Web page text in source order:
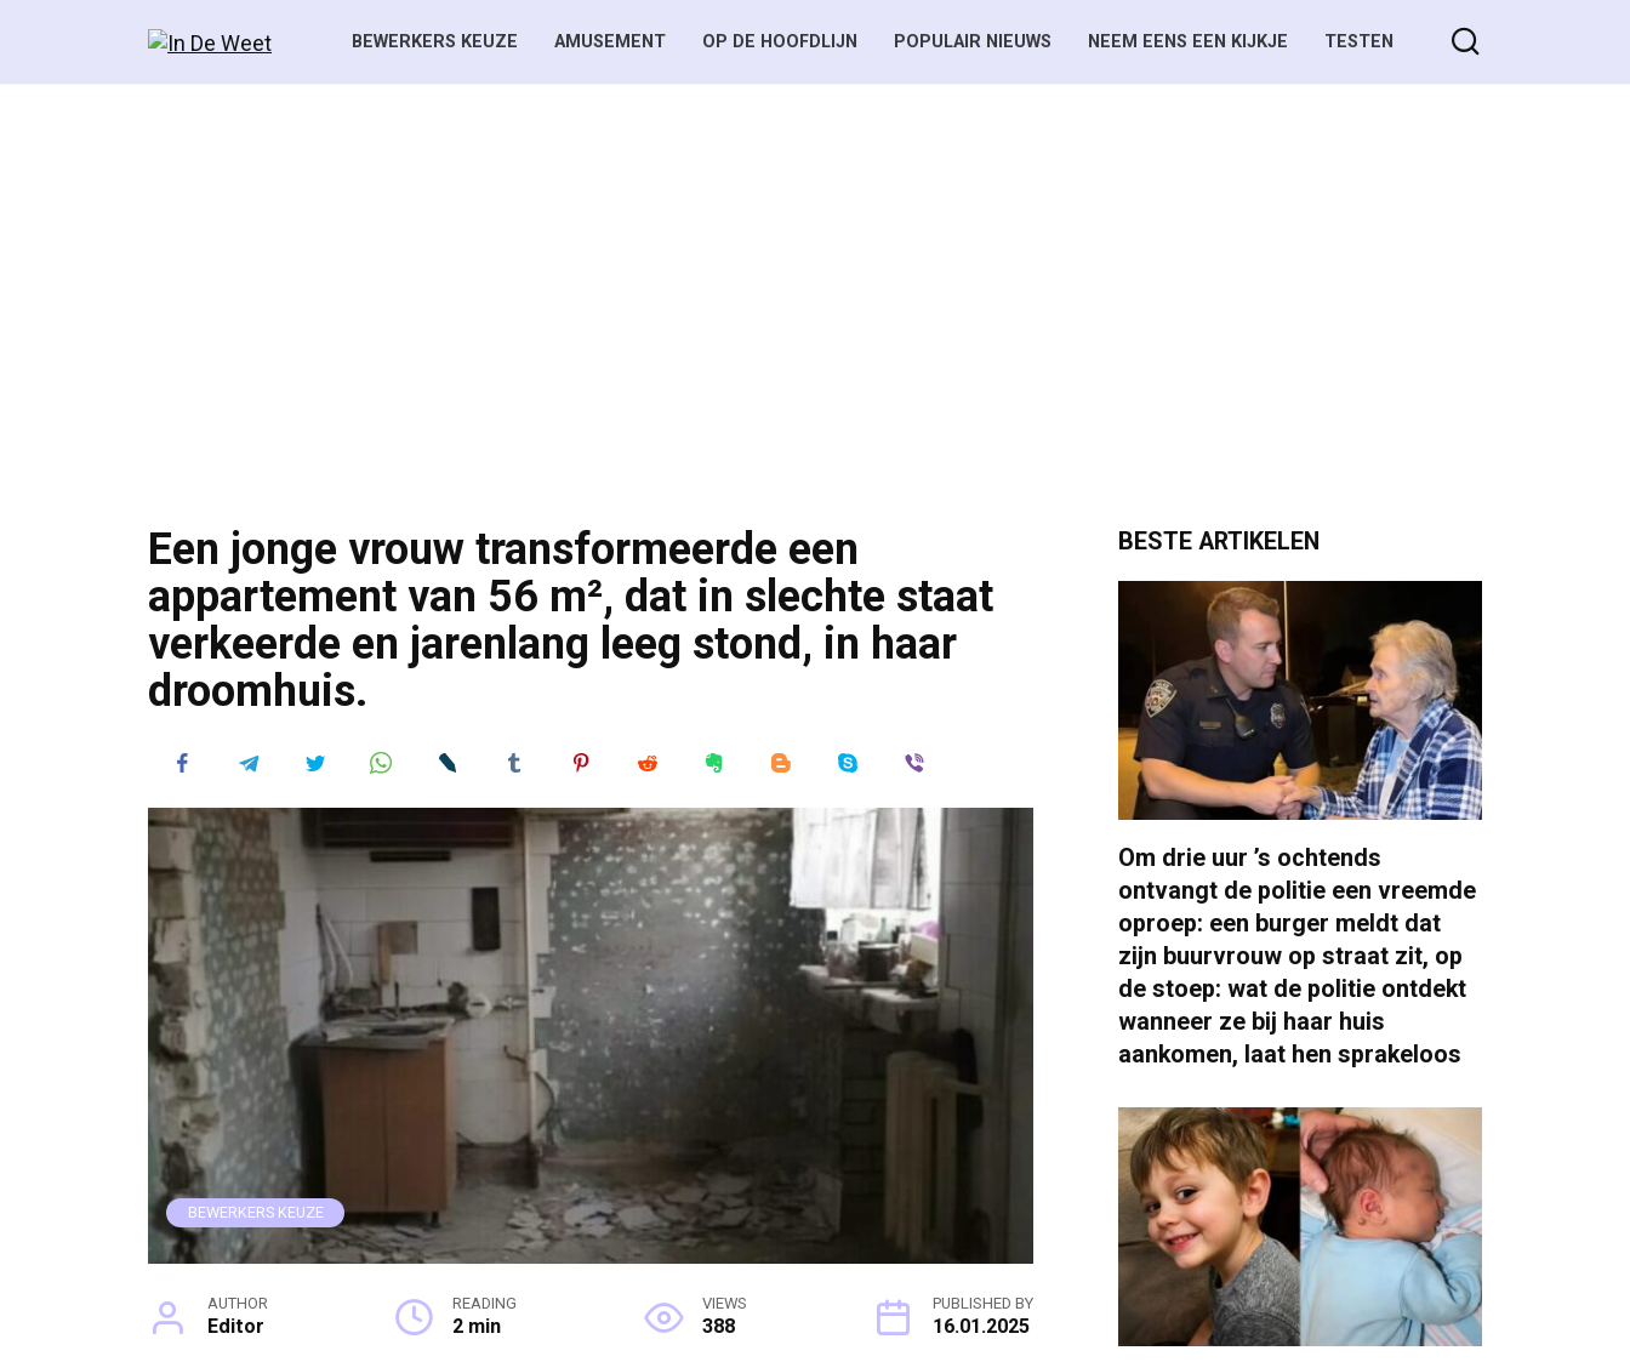
BEWERKERS KEUZE AMUSEMENT OP DE HOOFDLIJN POPULAIR NIEUWS NEEM EENS EEN KIJKJE TESTEN
Een jonge vrouw transformeerde een
appartement van 56 m², dat in slechte staat
verkeerde en jarenlang leeg stond, in haar
droomhuis.
BEWERKERS KEUZE
AUTHOR
Editor
READING
2 min
VIEWS
388
PUBLISHED BY
16.01.2025
BESTE ARTIKELEN
Om drie uur ’s ochtends
ontvangt de politie een vreemde
oproep: een burger meldt dat
zijn buurvrouw op straat zit, op
de stoep: wat de politie ontdekt
wanneer ze bij haar huis
aankomen, laat hen sprakeloos